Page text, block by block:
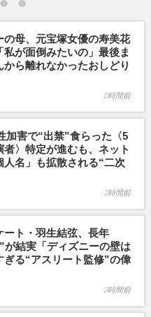
の母、元宝塚女優の寿美花
が面倒みたいの」最後ま
ら離れなかったおしどり
0時間前
加害で“出禁”食らった〈5
〉特定が進むも、ネット
人名」も拡散される“二次
2時間前
ート・羽生結弦、長年
が結実「ディズニーの壁は
ぎる“アスリート監修”の偉
3時間前